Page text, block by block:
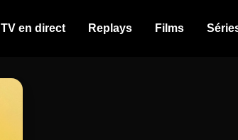
TV en direct Replays Films